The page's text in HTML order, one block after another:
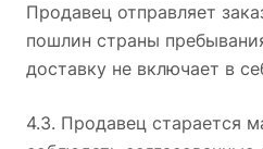
Продавец отправляет
пошлин страны
доставку не включает в
4.3. Продавец старается